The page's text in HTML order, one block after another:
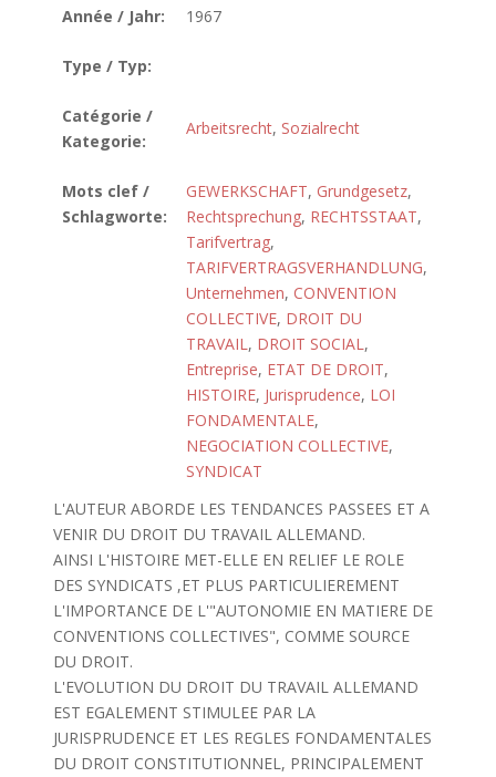
Année / Jahr: 1967
Type / Typ:
Catégorie /
Kategorie:
Arbeitsrecht, Sozialrecht
Mots clef /
Schlagworte:
GEWERKSCHAFT, Grundgesetz,
Rechtsprechung, RECHTSSTAAT,
Tarifvertrag,
TARIFVERTRAGSVERHANDLUNG,
Unternehmen, CONVENTION
COLLECTIVE, DROIT DU
TRAVAIL, DROIT SOCIAL,
Entreprise, ETAT DE DROIT,
HISTOIRE, Jurisprudence, LOI
FONDAMENTALE,
NEGOCIATION COLLECTIVE,
SYNDICAT
L'AUTEUR ABORDE LES TENDANCES PASSEES ET A
VENIR DU DROIT DU TRAVAIL ALLEMAND.
AINSI L'HISTOIRE MET-ELLE EN RELIEF LE ROLE
DES SYNDICATS ,ET PLUS PARTICULIEREMENT
L'IMPORTANCE DE L'"AUTONOMIE EN MATIERE DE
CONVENTIONS COLLECTIVES", COMME SOURCE
DU DROIT.
L'EVOLUTION DU DROIT DU TRAVAIL ALLEMAND
EST EGALEMENT STIMULEE PAR LA
JURISPRUDENCE ET LES REGLES FONDAMENTALES
DU DROIT CONSTITUTIONNEL, PRINCIPALEMENT